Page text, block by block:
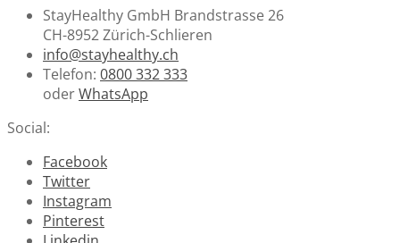
StayHealthy GmbH Brandstrasse 26
CH-8952 Zürich-Schlieren
info@stayhealthy.ch
Telefon: 0800 332 333
oderWhatsApp
Social:
Facebook
Twitter
Instagram
Pinterest